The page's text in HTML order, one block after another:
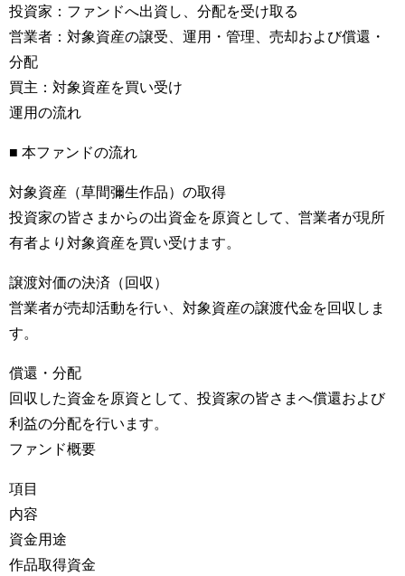
投資家：ファンドへ出資し、分配を受け取る
営業者：対象資産の譲受、運用・管理、売却および償還・
分配
買主：対象資産を買い受け
運用の流れ
■ 本ファンドの流れ
対象資産（草間彌生作品）の取得
投資家の皆さまからの出資金を原資として、営業者が現所
有者より対象資産を買い受けます。
譲渡対価の決済（回収）
営業者が売却活動を行い、対象資産の譲渡代金を回収しま
す。
償還・分配
回収した資金を原資として、投資家の皆さまへ償還および
利益の分配を行います。
ファンド概要
項目
内容
資金用途
作品取得資金